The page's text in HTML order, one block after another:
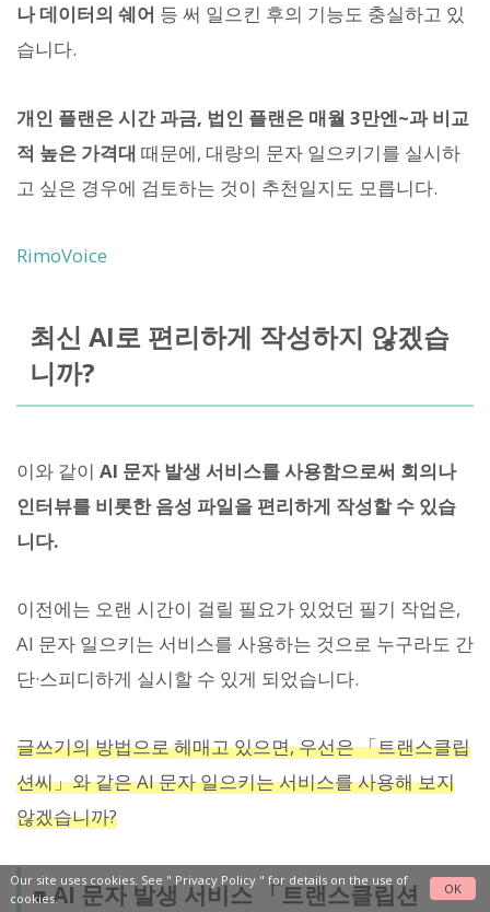
나 데이터의 쉐어 등 써 일으킨 후의 기능도 충실하고 있
습니다.
개인 플랜은 시간 과금, 법인 플랜은 매월 3만엔~과 비교
적 높은 가격대 때문에, 대량의 문자 일으키기를 실시하
고 싶은 경우에 검토하는 것이 추천일지도 모릅니다.
RimoVoice
최신 AI로 편리하게 작성하지 않겠습
니까?
이와 같이 AI 문자 발생 서비스를 사용함으로써 회의나
인터뷰를 비롯한 음성 파일을 편리하게 작성할 수 있습
니다.
이전에는 오랜 시간이 걸릴 필요가 있었던 필기 작업은,
AI 문자 일으키는 서비스를 사용하는 것으로 누구라도 간
단·스피디하게 실시할 수 있게 되었습니다.
글쓰기의 방법으로 헤매고 있으면, 우선은 「트랜스클립
션씨」와 같은 AI 문자 일으키는 서비스를 사용해 보지
않겠습니까?
■ AI 문자 발생 서비스 「트랜스클립션
Our site uses cookies. See " Privacy Policy" for details on the use of
cookies.
OK